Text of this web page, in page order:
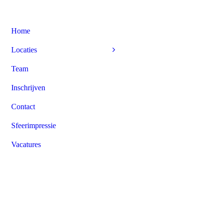
Home
Locaties
Team
Inschrijven
Contact
Sfeerimpressie
Vacatures